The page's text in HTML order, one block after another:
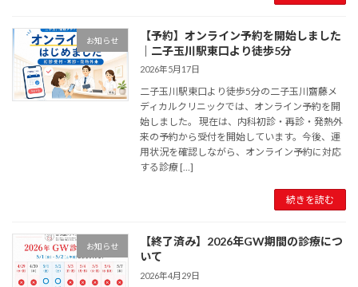
お知らせ
【予約】オンライン予約を開始しました
｜二子玉川駅東口より徒歩5分
2026年5月17日
二子玉川駅東口より徒歩5分の二子玉川齋藤メ
ディカルクリニックでは、オンライン予約を開
始しました。 現在は、内科初診・再診・発熱外
来の予約から受付を開始しています。今後、運
用状況を確認しながら、オンライン予約に対応
する診療 […]
続きを読む
お知らせ
【終了済み】2026年GW期間の診療につ
いて
2026年4月29日